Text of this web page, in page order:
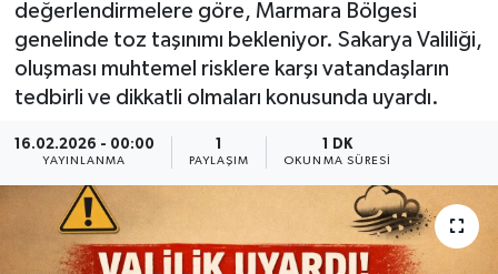
değerlendirmelere göre, Marmara Bölgesi
genelinde toz taşınımı bekleniyor. Sakarya Valiliği,
oluşması muhtemel risklere karşı vatandaşların
tedbirli ve dikkatli olmaları konusunda uyardı.
16.02.2026 - 00:00
YAYINLANMA PAYLAŞIM
1 DK
OKUNMA SÜRESI